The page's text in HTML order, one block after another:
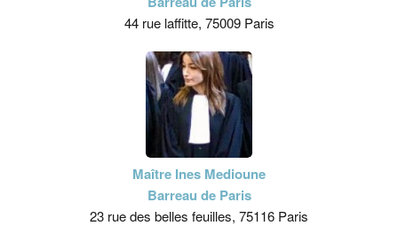
44 rue laffitte, 75009 Paris
Maître Ines Medioune
Barreau de Paris
23 rue des belles feuilles, 75116 Paris